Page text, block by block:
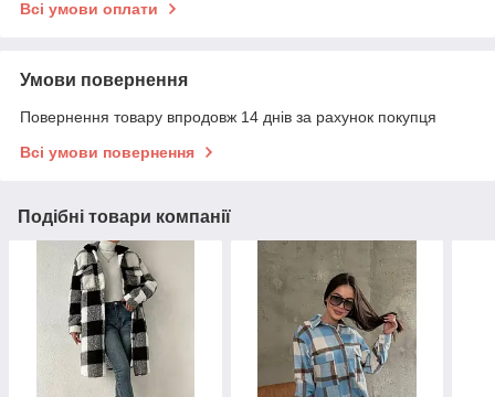
Всі умови оплати
Умови повернення
Повернення товару впродовж 14 днів за рахунок покупця
Всі умови повернення
Подібні товари компанії